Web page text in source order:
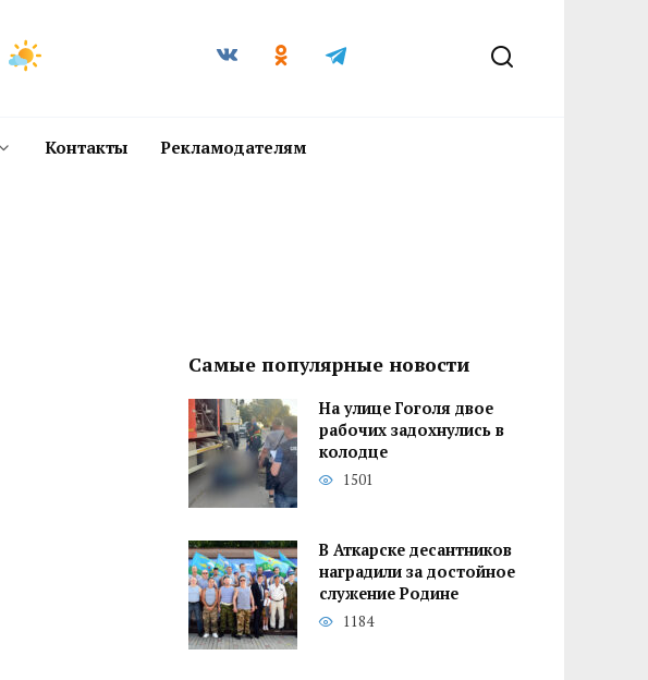
Контакты Рекламодателям
Самые популярные новости
На улице Гоголя двое
рабочих задохнулись в
колодце
1501
В Аткарске десантников
наградили за достойное
служение Родине
1184